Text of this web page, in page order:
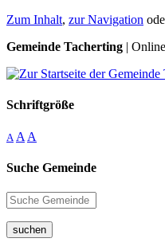
Zum Inhalt, zur Navigation
Gemeinde Tacherting |
Schriftgröße
A A A
Suche Gemeinde
suchen